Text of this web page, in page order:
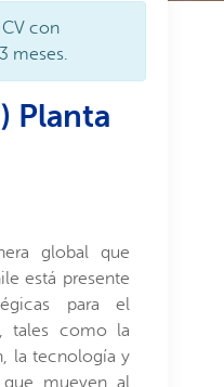
con
meses.
Planta
global que
está presente
para el
tales como la
la tecnología y
mueven al